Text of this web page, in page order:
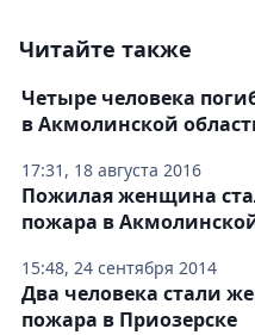
Читайте также
17:31, 18 августа 2016
Четыре человека
в Акмолинской
15:48, 24 сентября 2014
Пожилая женщина
пожара в
Два человека стали
пожара в Приозерске